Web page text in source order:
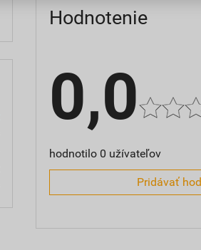
Hodnotenie
0,0
hodnotilo 0 užívateľov
Pridávať